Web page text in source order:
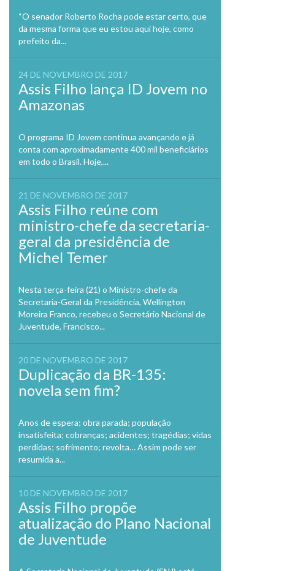
“O senador Roberto Rocha pode estar certo, que
da mesma forma que eu estou aqui hoje, como
prefeito da...
24 DE NOVEMBRO DE 2017
Assis Filho lança ID Jovem no
Amazonas
O programa ID Jovem continua avançando e já
conta com aproximadamente 400 mil beneficiários
em todo o Brasil. Hoje,...
21 DE NOVEMBRO DE 2017
Assis Filho reúne com
ministro-chefe da secretaria-
geral da presidência de
Michel Temer
Nesta terça-feira (21) o Ministro-chefe da
Secretaria-Geral da Presidência, Wellington
Moreira Franco, recebeu o Secretário Nacional de
Juventude, Francisco...
20 DE NOVEMBRO DE 2017
Duplicação da BR-135:
novela sem fim?
Anos de espera; obra parada; população
insatisfeita; cobranças; acidentes; tragédias; vidas
perdidas; sofrimento; revolta… Assim pode ser
resumida a...
10 DE NOVEMBRO DE 2017
Assis Filho propõe
atualização do Plano Nacional
de Juventude